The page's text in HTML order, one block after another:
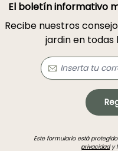
El boletín informativo
Recibe nuestros
jardin en todas
Este formulario está
privacidady